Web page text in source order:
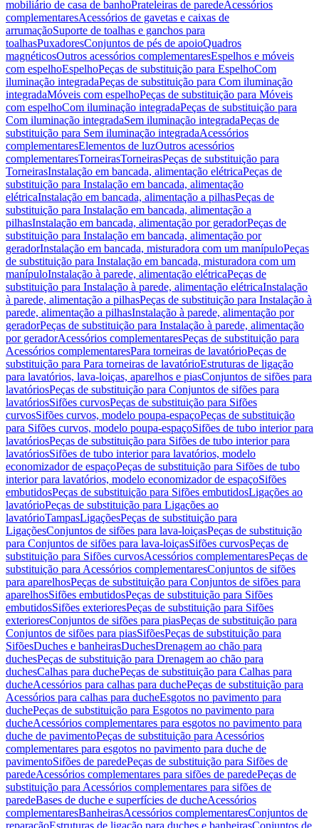
mobiliário de casa de banhoPrateleiras de paredeAcessórios
complementaresAcessórios de gavetas e caixas de
arrumaçãoSuporte de toalhas e ganchos para
toalhasPuxadoresConjuntos de pés de apoioQuadros
magnéticosOutros acessórios complementaresEspelhos e móveis
com espelhoEspelhoPeças de substituição para EspelhoCom
iluminação integradaPeças de substituição para Com iluminação
integradaMóveis com espelhoPeças de substituição para Móveis
com espelhoCom iluminação integradaPeças de substituição para
Com iluminação integradaSem iluminação integradaPeças de
substituição para Sem iluminação integradaAcessórios
complementaresElementos de luzOutros acessórios
complementaresTorneirasTorneirasPeças de substituição para
TorneirasInstalação em bancada, alimentação elétricaPeças de
substituição para Instalação em bancada, alimentação
elétricaInstalação em bancada, alimentação a pilhasPeças de
substituição para Instalação em bancada, alimentação a
pilhasInstalação em bancada, alimentação por geradorPeças de
substituição para Instalação em bancada, alimentação por
geradorInstalação em bancada, misturadora com um manípuloPeças
de substituição para Instalação em bancada, misturadora com um
manípuloInstalação à parede, alimentação elétricaPeças de
substituição para Instalação à parede, alimentação elétricaInstalação
à parede, alimentação a pilhasPeças de substituição para Instalação à
parede, alimentação a pilhasInstalação à parede, alimentação por
geradorPeças de substituição para Instalação à parede, alimentação
por geradorAcessórios complementaresPeças de substituição para
Acessórios complementaresPara torneiras de lavatórioPeças de
substituição para Para torneiras de lavatórioEstruturas de ligação
para lavatórios, lava-loiças, aparelhos e piasConjuntos de sifões para
lavatóriosPeças de substituição para Conjuntos de sifões para
lavatóriosSifões curvosPeças de substituição para Sifões
curvosSifões curvos, modelo poupa-espaçoPeças de substituição
para Sifões curvos, modelo poupa-espaçoSifões de tubo interior para
lavatóriosPeças de substituição para Sifões de tubo interior para
lavatóriosSifões de tubo interior para lavatórios, modelo
economizador de espaçoPeças de substituição para Sifões de tubo
interior para lavatórios, modelo economizador de espaçoSifões
embutidosPeças de substituição para Sifões embutidosLigações ao
lavatórioPeças de substituição para Ligações ao
lavatórioTampasLigaçõesPeças de substituição para
LigaçõesConjuntos de sifões para lava-loiçasPeças de substituição
para Conjuntos de sifões para lava-loiçasSifões curvosPeças de
substituição para Sifões curvosAcessórios complementaresPeças de
substituição para Acessórios complementaresConjuntos de sifões
para aparelhosPeças de substituição para Conjuntos de sifões para
aparelhosSifões embutidosPeças de substituição para Sifões
embutidosSifões exterioresPeças de substituição para Sifões
exterioresConjuntos de sifões para piasPeças de substituição para
Conjuntos de sifões para piasSifõesPeças de substituição para
SifõesDuches e banheirasDuchesDrenagem ao chão para
duchesPeças de substituição para Drenagem ao chão para
duchesCalhas para duchePeças de substituição para Calhas para
ducheAcessórios para calhas para duchePeças de substituição para
Acessórios para calhas para ducheEsgotos no pavimento para
duchePeças de substituição para Esgotos no pavimento para
ducheAcessórios complementares para esgotos no pavimento para
duche de pavimentoPeças de substituição para Acessórios
complementares para esgotos no pavimento para duche de
pavimentoSifões de paredePeças de substituição para Sifões de
paredeAcessórios complementares para sifões de paredePeças de
substituição para Acessórios complementares para sifões de
paredeBases de duche e superfícies de ducheAcessórios
complementaresBanheirasAcessórios complementaresConjuntos de
reparaçãoEstruturas de ligação para duches e banheirasConjuntos de